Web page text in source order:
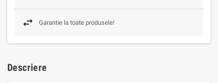
Garantie la toate produsele!
Descriere